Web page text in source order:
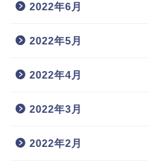
2022年6月
2022年5月
2022年4月
2022年3月
2022年2月